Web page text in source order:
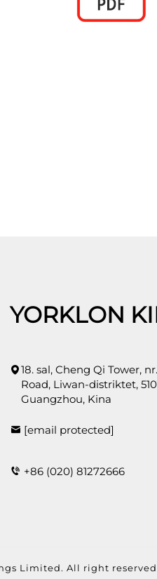
YORKLON
18. sal, Cheng Qi Tower,
Road, Liwan-distriktet,
Guangzhou, Kina
[email protected]
+86 (020) 81272666
Limited. All right